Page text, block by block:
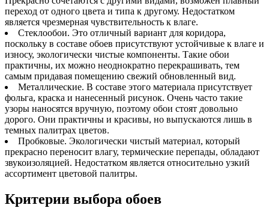
переход от одного цвета и типа к другому. Недостатком
является чрезмерная чувствительность к влаге.
Стеклообои. Это отличный вариант для коридора,
поскольку в составе обоев присутствуют устойчивые к влаге и
износу, экологически чистые компоненты. Такие обои
практичны, их можно неоднократно перекрашивать, тем
самым придавая помещению свежий обновленный вид.
Металлические. В составе этого материала присутствует
фольга, краска и нанесенный рисунок. Очень часто такие
узоры наносятся вручную, поэтому обои стоят довольно
дорого. Они практичны и красивы, но выпускаются лишь в
темных палитрах цветов.
Пробковые. Экологически чистый материал, который
прекрасно переносит влагу, термические перепады, обладают
звукоизоляцией. Недостатком является относительно узкий
ассортимент цветовой палитры.
Критерии выбора обоев